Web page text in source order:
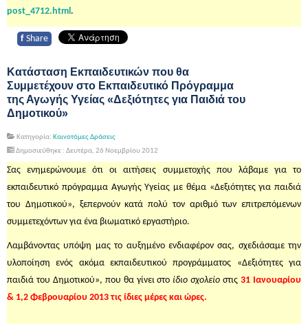
post_4712.html .
f Share
Κατάσταση Εκπαιδευτικών που θα
Συμμετέχουν στο Εκπαιδευτικό Πρόγραμμα
της Αγωγής Υγείας «Δεξιότητες για Παιδιά του
Δημοτικού»
Κατηγορία: Καινοτόμες Δράσεις
Δημοσιεύθηκε : Δευτέρα, 26 Νοεμβρίου 2012
Σας ενημερώνουμε ότι οι αιτήσεις συμμετοχής που λάβαμε για το
εκπαιδευτικό πρόγραμμα Αγωγής Υγείας με θέμα «Δεξιότητες για παιδιά
του Δημοτικού», ξεπερνούν κατά πολύ τον αριθμό των επιτρεπόμενων
συμμετεχόντων για ένα βιωματικό εργαστήριο.
Λαμβάνοντας υπόψη μας το αυξημένο ενδιαφέρον σας, σχεδιάσαμε την
υλοποίηση ενός ακόμα εκπαιδευτικού προγράμματος «Δεξιότητες για
παιδιά του Δημοτικού», που θα γίνει στο ίδιο σχολείο στις31 Ιανουαρίου
& 1,2 Φεβρουαρίου 2013 τις ίδιες μέρες και ώρες.